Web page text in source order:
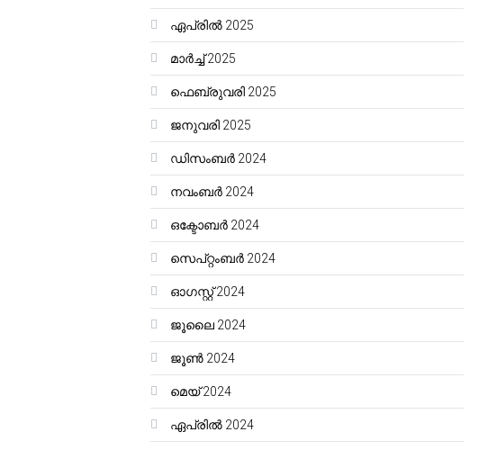
ഏപ്രിൽ 2025
മാർച്ച്‌ 2025
ഫെബ്രുവരി 2025
ജനുവരി 2025
ഡിസംബർ 2024
നവംബർ 2024
ഒക്ടോബർ 2024
സെപ്റ്റംബർ 2024
ഓഗസ്റ്റ്‌ 2024
ജൂലൈ 2024
ജൂൺ 2024
മെയ്‌ 2024
ഏപ്രിൽ 2024